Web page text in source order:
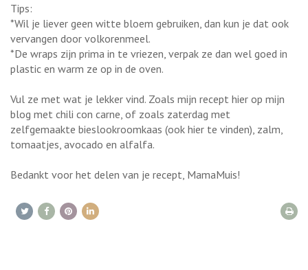
Tips:
*Wil je liever geen witte bloem gebruiken, dan kun je dat ook
vervangen door volkorenmeel.
*De wraps zijn prima in te vriezen, verpak ze dan wel goed in
plastic en warm ze op in de oven.
Vul ze met wat je lekker vind. Zoals mijn recept hier op mijn
blog met chili con carne, of zoals zaterdag met
zelfgemaakte bieslookroomkaas (ook hier te vinden), zalm,
tomaatjes, avocado en alfalfa.
Bedankt voor het delen van je recept, MamaMuis!